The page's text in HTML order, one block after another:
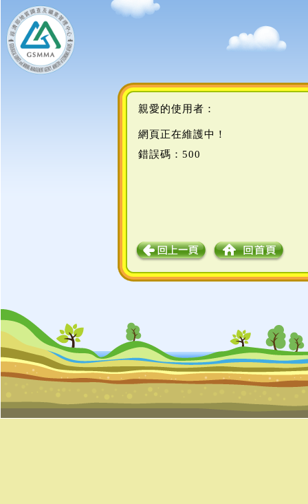
親愛的使用者：
網頁正在維護中！
錯誤碼：500